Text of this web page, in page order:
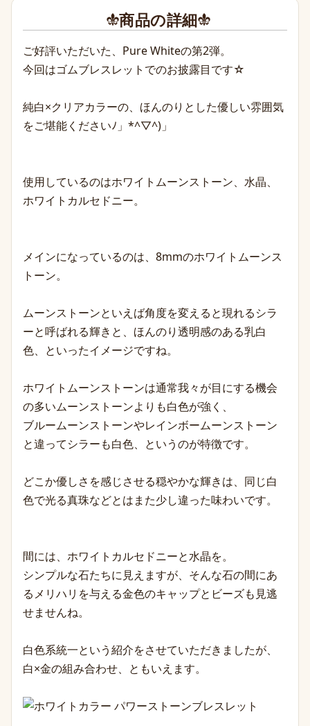
商品の詳細
ご好評いただいた、 Pure Whiteの第2弾。
今回はゴムブレスレットでのお披露目です☆
純白×クリアカラーの、ほんのりとした優しい雰囲気
をご堪能くださいﾉ」*^▽^)」
使用しているのはホワイトムーンストーン、水晶、
ホワイトカルセドニー。
メインになっているのは、8mmのホワイトムーンス
トーン。
ムーンストーンといえば角度を変えると現れるシラ
ーと呼ばれる輝きと、ほんのり透明感のある乳白
色、といったイメージですね。
ホワイトムーンストーンは通常我々が目にする機会
の多いムーンストーンよりも白色が強く、
ブルームーンストーンやレインボームーンストーン
と違ってシラーも白色、というのが特徴です。
どこか優しさを感じさせる穏やかな輝きは、同じ白
色で光る真珠などとはまた少し違った味わいです。
間には、ホワイトカルセドニーと水晶を。
シンプルな石たちに見えますが、そんな石の間にあ
るメリハリを与える金色のキャップとビーズも見逃
せませんね。
白色系統一という紹介をさせていただきましたが、
白×金の組み合わせ、ともいえます。